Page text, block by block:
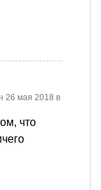
26 мая 2018 в
что